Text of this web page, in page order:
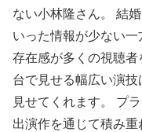
ない小林隆さん。 結
いった情報が少ない
存在感が多くの視聴
台で見せる幅広い演
見せてくれます。 プ
出演作を通じて積み